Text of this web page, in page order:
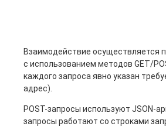
Взаимодействие осуществляется
с использованием методов GET/
каждого запроса явно указан
адрес).
POST-запросы используют JSON-
запросы работают со строками